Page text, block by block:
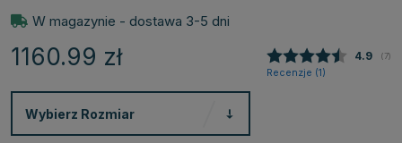
W magazynie - dostawa 3-5 dni
1160.99 zł 4.9 (7)
Recenzje (1)
Wybierz Rozmiar